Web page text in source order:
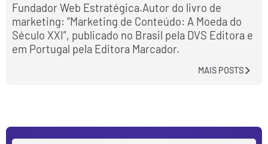
Fundador Web Estratégica.Autor do livro de
marketing: “Marketing de Conteúdo: A Moeda do
Século XXI”, publicado no Brasil pela DVS Editora e
em Portugal pela Editora Marcador.
MAIS POSTS